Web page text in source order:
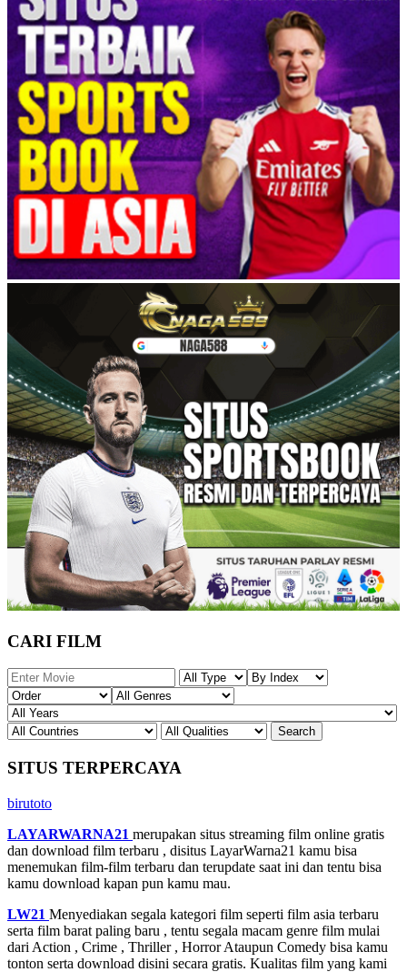
CARI FILM
SITUS TERPERCAYA
birutoto
LAYARWARNA21 merupakan situs streaming film online gratis
dan download film terbaru , disitus LayarWarna21 kamu bisa
menemukan film-film terbaru dan terupdate saat ini dan tentu bisa
kamu download kapan pun kamu mau.
LW21 Menyediakan segala kategori film seperti film asia terbaru
serta film barat paling baru , tentu segala macam genre film mulai
dari Action , Crime , Thriller , Horror Ataupun Comedy bisa kamu
tonton serta download disini secara gratis. Kualitas film yang kami